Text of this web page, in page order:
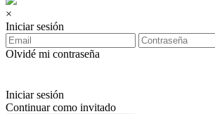
×
Iniciar sesión
Olvidé mi contraseña
Iniciar sesión
Continuar como invitado